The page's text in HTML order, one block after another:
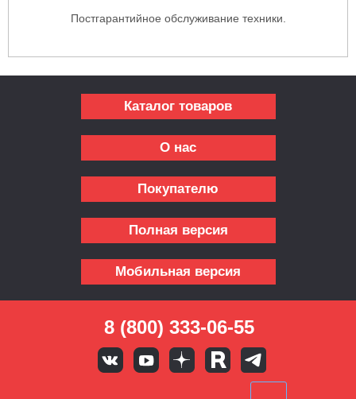
Постгарантийное обслуживание техники.
Каталог товаров
О нас
Покупателю
Полная версия
Мобильная версия
8 (800) 333-06-55